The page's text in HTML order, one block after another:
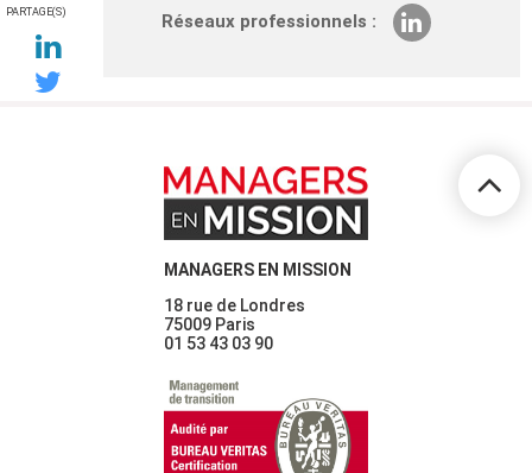
PARTAGE(S)
Réseaux professionnels :
MANAGERS EN MISSION
18 rue de Londres
75009 Paris
01 53 43 03 90